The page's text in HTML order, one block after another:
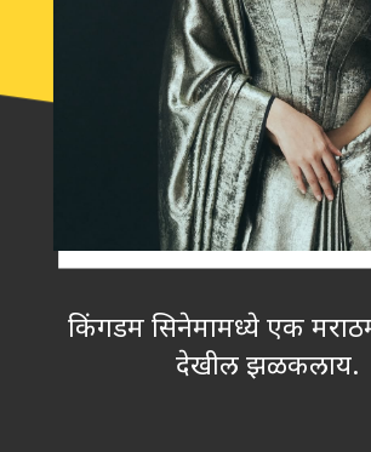
किंगडम सिनेमामध्ये एक
देखील झळकलाय.